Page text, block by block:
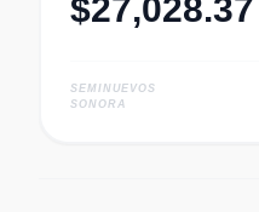
$27,028.37
SEMINUEVOS
SONORA